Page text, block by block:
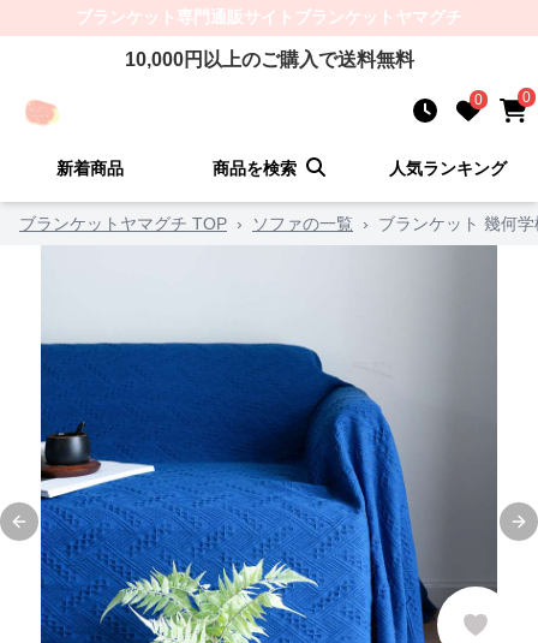
ブランケット 専門通販サイト ブランケットヤマグチ
10,000円以上のご購入で送料無料
0 0
新着商品 商品を検索 人気ランキング
ブランケットヤマグチ TOP › ソファの一覧 › ブランケット 幾何
Previous slide